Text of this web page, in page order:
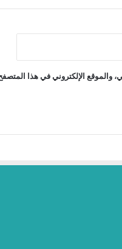
والموقع الإلكتروني في هذا